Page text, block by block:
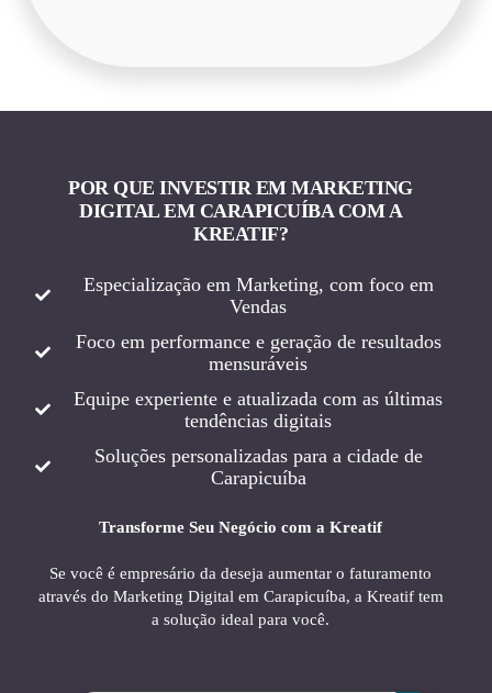
POR QUE INVESTIR EM MARKETING
DIGITAL EM CARAPICUÍBA COM A
KREATIF?
Especialização em Marketing, com foco em
Vendas
Foco em performance e geração de resultados
mensuráveis
Equipe experiente e atualizada com as últimas
tendências digitais
Soluções personalizadas para a cidade de
Carapicuíba
Transforme Seu Negócio com a Kreatif
Se você é empresário da deseja aumentar o faturamento
através do Marketing Digital em Carapicuíba, a Kreatif tem
a solução ideal para você.